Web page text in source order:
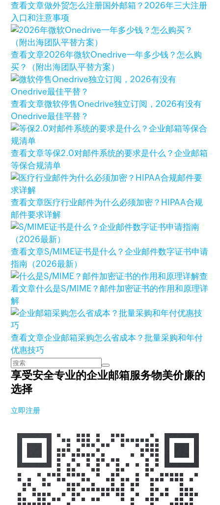
查看文章做外贸怎么注册国外邮箱？2026年三大注册
入口和注意事项
查看文章2026年微软Onedrive一年多少钱？怎么购
买？（附出海团队平替方案）
查看文章微软停售Onedrive独立订阅，2026有没有
Onedrive最佳平替？
查看文章等保2.0对邮件系统的要求是什么？企业邮箱
等保合规清单
查看文章医疗行业邮件为什么必须加密？HIPAA合规
邮件要求详解
查看文章S/MIME证书是什么？企业邮件数字证书申请
指南（2026最新）
查
看文章什么是S/MIME？邮件加密证书的作用和原理详
解
查看文章企业邮箱采购怎么省成本？批量采购和年付
优惠技巧
享受安全专业的企业邮箱服务物美价廉的
选择
立即注册